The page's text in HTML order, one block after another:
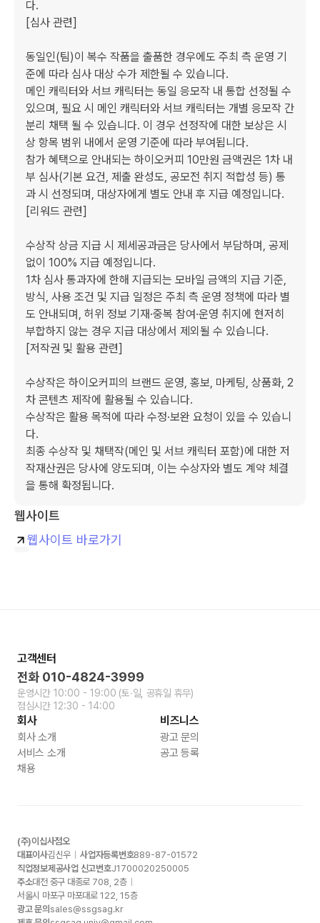
다.
[심사 관련]
동일인(팀)이 복수 작품을 출품한 경우에도 주최 측 운영 기
준에 따라 심사 대상 수가 제한될 수 있습니다.
메인 캐릭터와 서브 캐릭터는 동일 응모작 내 통합 선정될 수
있으며, 필요 시 메인 캐릭터와 서브 캐릭터는 개별 응모작 간
분리 채택 될 수 있습니다. 이 경우 선정작에 대한 보상은 시
상 항목 범위 내에서 운영 기준에 따라 부여됩니다.
참가 혜택으로 안내되는 하이오커피 10만원 금액권은 1차 내
부 심사(기본 요건, 제출 완성도, 공모전 취지 적합성 등) 통
과 시 선정되며, 대상자에게 별도 안내 후 지급 예정입니다.
[리워드 관련]
수상작 상금 지급 시 제세공과금은 당사에서 부담하며, 공제
없이 100% 지급 예정입니다.
1차 심사 통과자에 한해 지급되는 모바일 금액의 지급 기준,
방식, 사용 조건 및 지급 일정은 주최 측 운영 정책에 따라 별
도 안내되며, 허위 정보 기재·중복 참여·운영 취지에 현저히
부합하지 않는 경우 지급 대상에서 제외될 수 있습니다.
[저작권 및 활용 관련]
수상작은 하이오커피의 브랜드 운영, 홍보, 마케팅, 상품화, 2
차 콘텐츠 제작에 활용될 수 있습니다.
수상작은 활용 목적에 따라 수정·보완 요청이 있을 수 있습니
다.
최종 수상작 및 채택작(메인 및 서브 캐릭터 포함)에 대한 저
작재산권은 당사에 양도되며, 이는 수상자와 별도 계약 체결
웹사이트
웹사이트 바로가기
고객센터
전화 010-4824-3999
운영시간 10:00 - 19:00 (토∙일, 공휴일 휴무)
점심시간 12:30 - 14:00
회사
회사 소개
서비스 소개
채용
비즈니스
광고 문의
공고 등록
(주)이십사점오
대표이사김신우 사업자등록번호889-87-01572
직업정보제공사업 신고번호J1700020250005
주소대전 중구 대종로 708, 2층
서울시 마포구 마포대로 122, 15층
광고 문의 sales@ssgsag.kr